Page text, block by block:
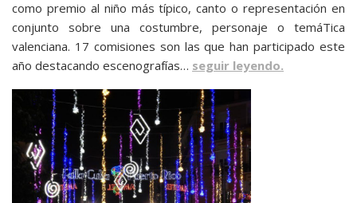
como premio al niño más típico, canto o representación en
conjunto sobre una costumbre, personaje o temáTica
valenciana. 17 comisiones son las que han participado este
año destacando escenografías… seguir leyendo.